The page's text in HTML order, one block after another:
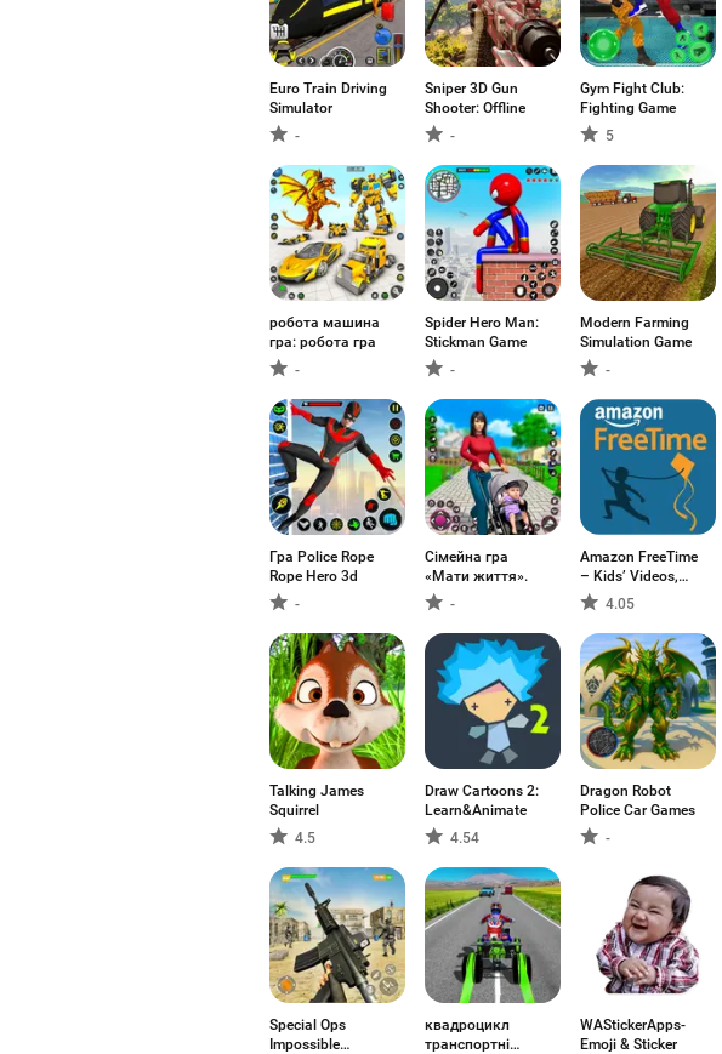
Euro Train Driving
Simulator
-
Sniper 3D Gun
Shooter: Offline
-
Gym Fight Club:
Fighting Game
5
робота машина
гра: робота гра
-
Spider Hero Man:
Stickman Game
-
Modern Farming
Simulation Game
-
Гра Police Rope
Rope Hero 3d
-
Сімейна гра
«Мати життя».
-
Amazon FreeTime
– Kids’ Videos,
Books, & TV
shows
4.05
Talking James
Squirrel
4.5
Draw Cartoons 2:
Learn&Animate
4.54
Dragon Robot
Police Car Games
-
Special Ops
Impossible
квадроцикл
транспортні
WAStickerApps-
Emoji & Sticker